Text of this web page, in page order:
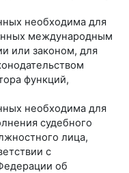
необходима для
международным
или законом, для
функций,
необходима для
судебного
лица,
с
об